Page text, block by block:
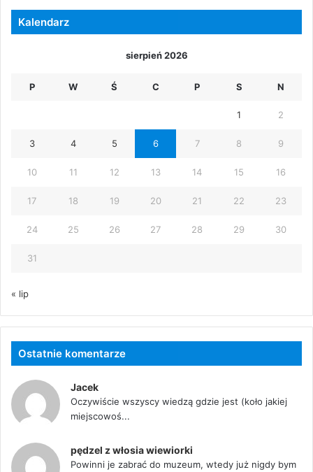
Kalendarz
sierpień 2026
P W Ś C P S N
1 2
3 4 5 6 7 8 9
10 11 12 13 14 15 16
17 18 19 20 21 22 23
24 25 26 27 28 29 30
31
« lip
Ostatnie komentarze
Jacek
Oczywiście wszyscy wiedzą gdzie jest (koło jakiej
miejscowoś...
pędzel z włosia wiewiorki
Powinni je zabrać do muzeum, wtedy już nigdy bym